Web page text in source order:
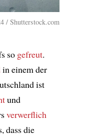
/ Shutterstock.com
so gefreut.
in einem der
ist
und
verwerflich
dass die